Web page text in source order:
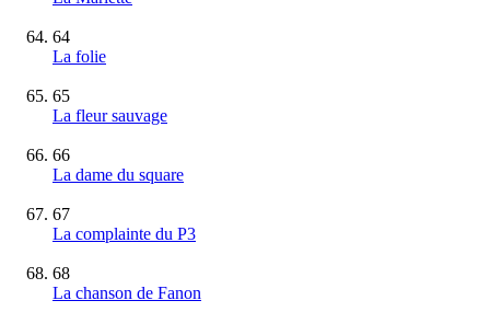
64
La folie
65
La fleur sauvage
66
La dame du square
67
La complainte du P3
68
La chanson de Fanon